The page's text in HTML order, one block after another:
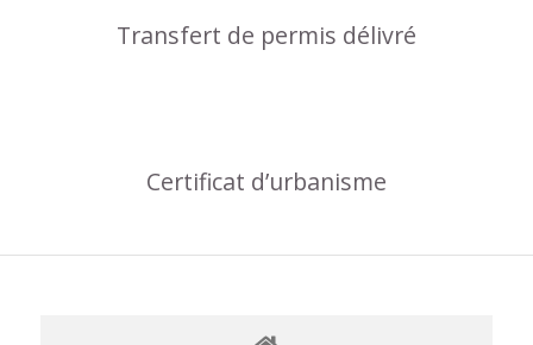
Transfert de permis délivré
Certificat d’urbanisme